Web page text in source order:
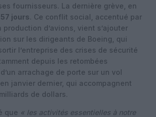
fournisseurs. La dernière grève, en
57 jours. Ce conflit social, accentué par
d’avions, vient s’ajouter
sur les dirigeants de Boeing, qui
l’entreprise des crises de sécurité
depuis les retombées
arrachage de porte sur un vol
en janvier dernier, qui accompagnent
de dollars.
que « les activités essentielles à notre